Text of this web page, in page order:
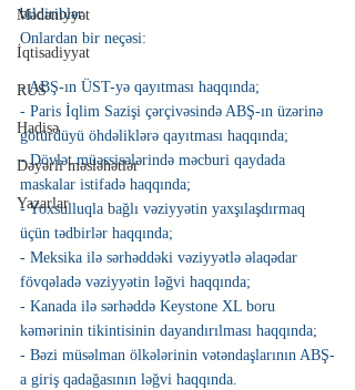
Mədəniyyət
İqtisadiyyat
RUS
Hadisə
Dəyərli məsləhətlər
Yazarlar
bildiriblər.
Onlardan bir neçəsi:
- ABŞ-ın ÜST-yə qayıtması haqqında;
- Paris İqlim Sazişi çərçivəsində ABŞ-ın üzərinə
götürdüyü öhdəliklərə qayıtması haqqında;
- Dövlət müəssisələrində məcburi qaydada
maskalar istifadə haqqında;
- Yoxsulluqla bağlı vəziyyətin yaxşılaşdırmaq
üçün tədbirlər haqqında;
- Meksika ilə sərhəddəki vəziyyətlə əlaqədar
fövqəladə vəziyyətin ləğvi haqqında;
- Kanada ilə sərhəddə Keystone XL boru
kəmərinin tikintisinin dayandırılması haqqında;
- Bəzi müsəlman ölkələrinin vətəndaşlarının ABŞ-
a giriş qadağasının ləğvi haqqında.